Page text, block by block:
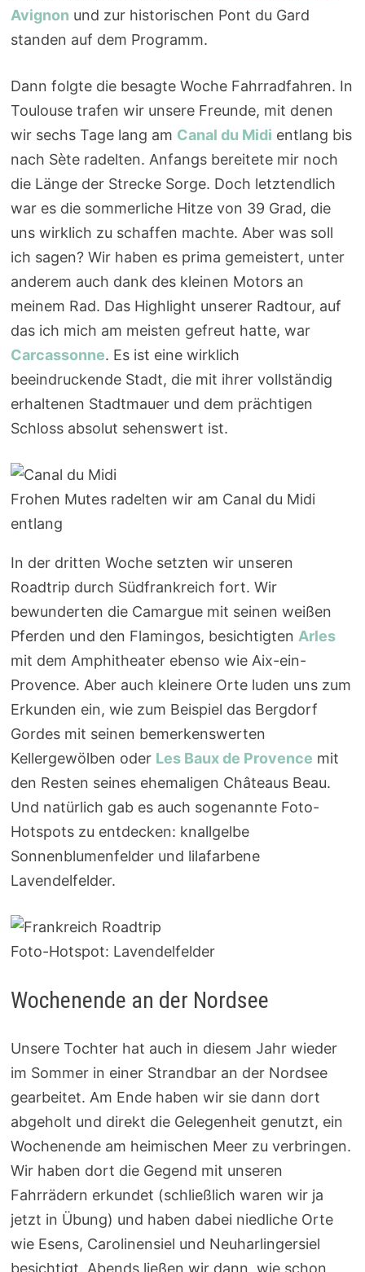
Avignon und zur historischen Pont du Gard
standen auf dem Programm.
Dann folgte die besagte Woche Fahrradfahren. In
Toulouse trafen wir unsere Freunde, mit denen
wir sechs Tage lang am Canal du Midi entlang bis
nach Sète radelten. Anfangs bereitete mir noch
die Länge der Strecke Sorge. Doch letztendlich
war es die sommerliche Hitze von 39 Grad, die
uns wirklich zu schaffen machte. Aber was soll
ich sagen? Wir haben es prima gemeistert, unter
anderem auch dank des kleinen Motors an
meinem Rad. Das Highlight unserer Radtour, auf
das ich mich am meisten gefreut hatte, war
Carcassonne. Es ist eine wirklich
beeindruckende Stadt, die mit ihrer vollständig
erhaltenen Stadtmauer und dem prächtigen
Schloss absolut sehenswert ist.
Frohen Mutes radelten wir am Canal du Midi
entlang
In der dritten Woche setzten wir unseren
Roadtrip durch Südfrankreich fort. Wir
bewunderten die Camargue mit seinen weißen
Pferden und den Flamingos, besichtigten Arles
mit dem Amphitheater ebenso wie Aix-ein-
Provence. Aber auch kleinere Orte luden uns zum
Erkunden ein, wie zum Beispiel das Bergdorf
Gordes mit seinen bemerkenswerten
Kellergewölben oder Les Baux de Provence mit
den Resten seines ehemaligen Châteaus Beau.
Und natürlich gab es auch sogenannte Foto-
Hotspots zu entdecken: knallgelbe
Sonnenblumenfelder und lilafarbene
Lavendelfelder.
Foto-Hotspot: Lavendelfelder
Wochenende an der Nordsee
Unsere Tochter hat auch in diesem Jahr wieder
im Sommer in einer Strandbar an der Nordsee
gearbeitet. Am Ende haben wir sie dann dort
abgeholt und direkt die Gelegenheit genutzt, ein
Wochenende am heimischen Meer zu verbringen.
Wir haben dort die Gegend mit unseren
Fahrrädern erkundet (schließlich waren wir ja
jetzt in Übung) und haben dabei niedliche Orte
wie Esens, Carolinensiel und Neuharlingersiel
besichtigt. Abends ließen wir dann, wie schon